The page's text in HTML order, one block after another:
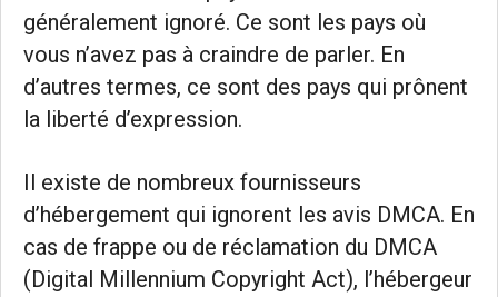
généralement ignoré. Ce sont les pays où
vous n’avez pas à craindre de parler. En
d’autres termes, ce sont des pays qui prônent
la liberté d’expression.
Il existe de nombreux fournisseurs
d’hébergement qui ignorent les avis DMCA. En
cas de frappe ou de réclamation du DMCA
(Digital Millennium Copyright Act), l’hébergeur